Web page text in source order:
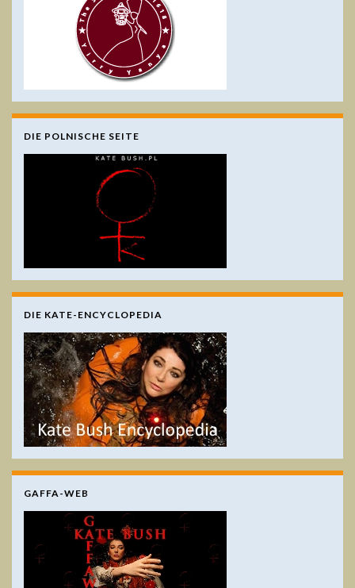
DIE POLNISCHE SEITE
DIE KATE-ENCYCLOPEDIA
GAFFA-WEB